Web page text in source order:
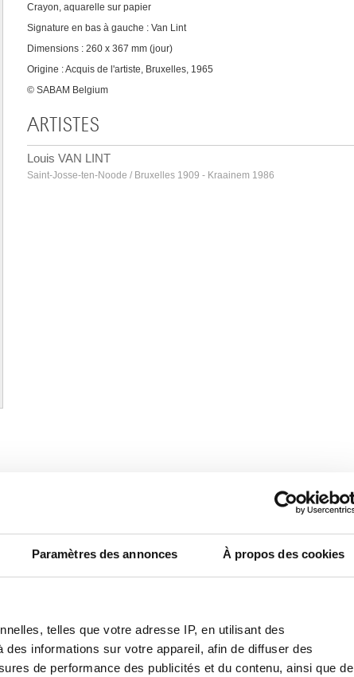
Paramètres des annonces À propos des cookies
telles que votre adresse IP, en utilisant des
informations sur votre appareil, afin de diffuser des
de performance des publicités et du contenu, ainsi que de
Crayon, aquarelle sur papier
Signature en bas à gauche : Van Lint
Dimensions : 260 x 367 mm (jour)
Origine : Acquis de l'artiste, Bruxelles, 1965
© SABAM Belgium
ARTISTES
Louis VAN LINT
Saint-Josse-ten-Noode / Bruxelles 1909 - Kraainem 1986